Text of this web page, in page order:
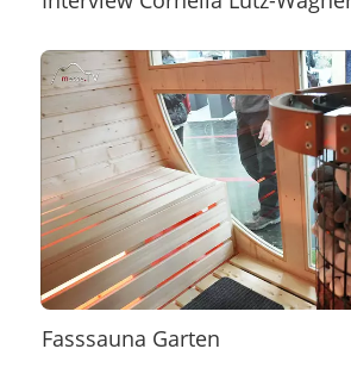
Fasssauna Garten